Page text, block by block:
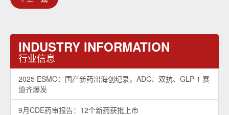
INDUSTRY INFORMATION
行业信息
2025 ESMO：国产新药出海创纪录，ADC、双抗、GLP-1 赛
道齐爆发
9月CDE药审报告：12个新药获批上市